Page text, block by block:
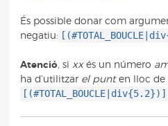
És possible donar com
negatiu:
Atenció, si xxés un número
ha d’utilitzar el punten lloc de
[(#TOTAL_BOUCLE|div{5.2})]